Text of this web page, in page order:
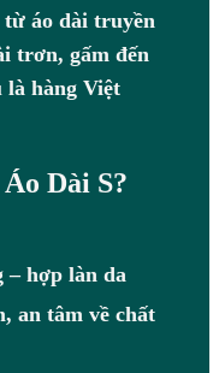
từ áo dài truyền
trơn, gấm đến
là hàng Việt
Dài S?
– hợp làn da
an tâm về chất